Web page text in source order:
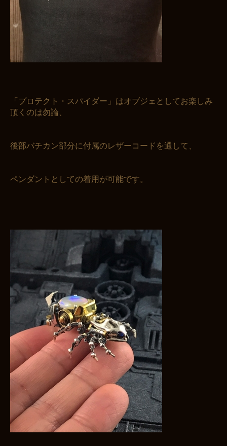
「プロテクト・スパイダー」はオブジェとしてお楽しみ
頂くのは勿論、
後部バチカン部分に付属のレザーコードを通して、
ペンダントとしての着用が可能です。